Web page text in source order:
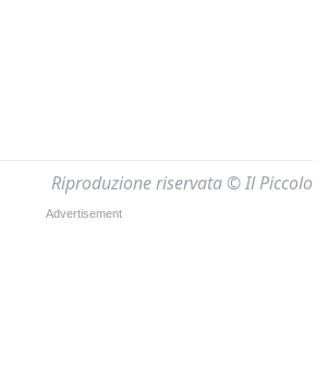
Riproduzione riservata © Il Piccolo